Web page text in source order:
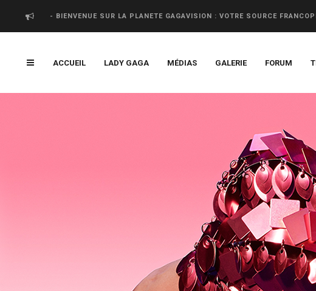
- BIENVENUE SUR LA PLANETE GAGAVISION : VOTRE SOURCE
ACCUEIL LADY GAGA MÉDIAS GALERIE FORUM